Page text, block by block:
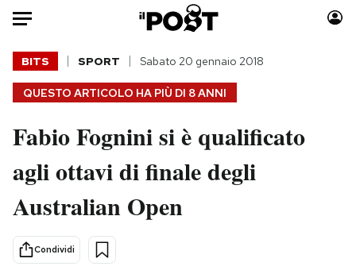
Auto
HOME
Italia
Politica
Tecnologia
Scienza
Moda
Consumismi
QUESTO ARTICOLO HA PIÙ DI 8 ANNI
BITS SPORT Sabato 20 gennaio 2018
Fabio Fognini si è qualificato
agli ottavi di finale degli
Australian Open
Condividi